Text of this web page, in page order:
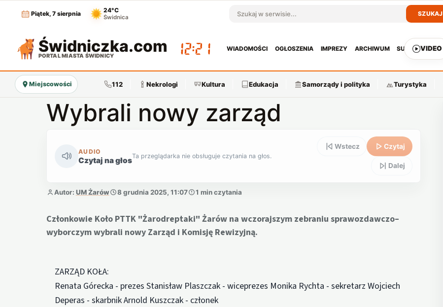
Piątek, 7 sierpnia
24°C
Świdnica Szukaj w serwisie
SZUKAJ
Świdniczka.com
PORTAL MIASTA ŚWIDNICY 12:21
WIADOMOŚCI OGŁOSZENIA IMPREZY ARCHIWUM SUBSKRYPCJA
VIDEO
Miejscowości 112 Nekrologi Kultura Edukacja Samorządy i polityka Turystyka
Wybrali nowy zarząd
AUDIO
Czytaj na głosTa przeglądarka nie obsługuje czytania na głos.
Wstecz Czytaj
Dalej
Autor: UM Żarów 8 grudnia 2025, 11:07 1 min czytania
Członkowie Koło PTTK "Żarodreptaki" Żarów na wczorajszym zebraniu sprawozdawczo–
wyborczym wybrali nowy Zarząd i Komisję Rewizyjną.
ZARZĄD KOŁA:
Renata Górecka - prezes Stanisław Plaszczak - wiceprezes Monika Rychta - sekretarz Wojciech
Deperas - skarbnik Arnold Kuszczak - członek